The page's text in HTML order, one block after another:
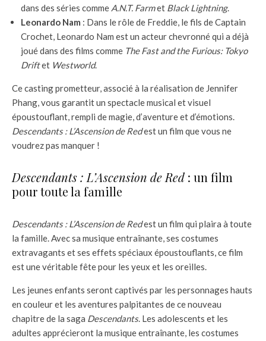
dans des séries comme A.N.T. Farmet Black Lightning.
Leonardo Nam : Dans le rôle de Freddie, le fils de Captain
Crochet, Leonardo Nam est un acteur chevronné qui a déjà
joué dans des films comme The Fast and the Furious: Tokyo
Driftet Westworld.
Ce casting prometteur, associé à la réalisation de Jennifer
Phang, vous garantit un spectacle musical et visuel
époustouflant, rempli de magie, d’aventure et d’émotions.
Descendants : L’Ascension de Redest un film que vous ne
voudrez pas manquer !
Descendants : L’Ascension de Red: un film
pour toute la famille
Descendants : L’Ascension de Redest un film qui plaira à toute
la famille. Avec sa musique entraînante, ses costumes
extravagants et ses effets spéciaux époustouflants, ce film
est une véritable fête pour les yeux et les oreilles.
Les jeunes enfants seront captivés par les personnages hauts
en couleur et les aventures palpitantes de ce nouveau
chapitre de la saga Descendants. Les adolescents et les
adultes apprécieront la musique entraînante, les costumes